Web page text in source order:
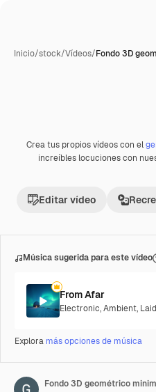
Inicio/stock/Vídeos/Fondo 3D
Premium
Crea tus propios vídeos con el
increíbles locuciones con
Editar vídeo
Música sugerida para este vídeo
From Afar
Electronic,Ambient,
Explora más opciones de música